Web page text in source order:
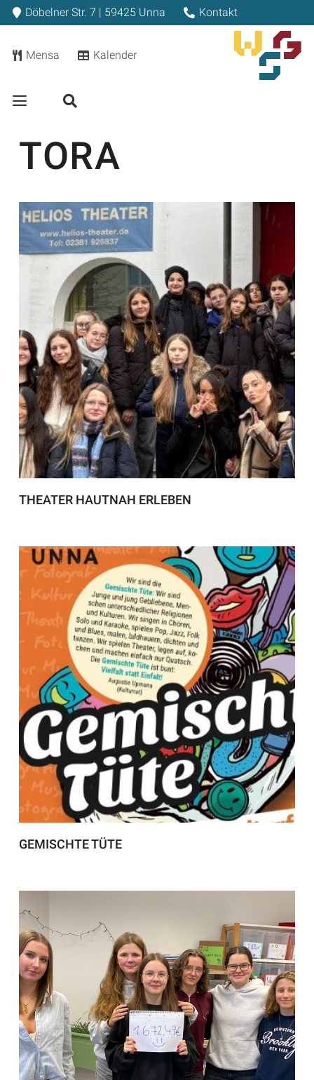
Döbelner Str. 7 | 59425 Unna Kontakt
Mensa Kalender
TORA
THEATER HAUTNAH ERLEBEN
GEMISCHTE TÜTE